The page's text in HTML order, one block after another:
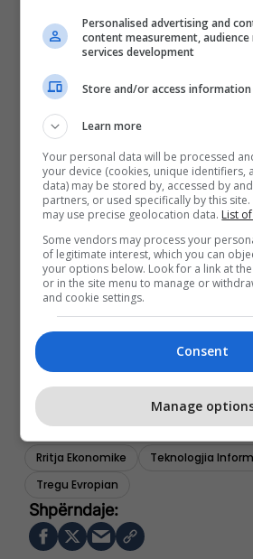
Rritja Ekonomike
Teknologjia
Tregu Evropian
Personalised advertising and
content measurement, audience
services development
Store and/or access information
Learn more
Your personal data will be processed
your device (cookies, unique identifiers,
data) may be stored by, accessed by
partners, or used specifically by this
may use precise geolocation data. List
Some vendors may process your
of legitimate interest, which you can
your options below. Look for a link at
or in the site menu to manage or
and cookie settings.
Consent
Manage